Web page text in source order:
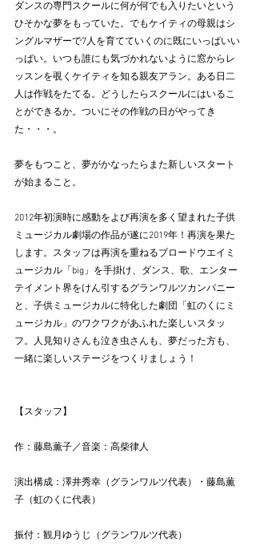
ダンスの専門スクールに何が何でも入りたいという
ひそかな夢をもっていた。でもケイティの母親はシ
ングルマザーで7人を育てていくのに既にいっぱいい
っぱい。いつも誰にも気づかれないように窓からレ
ッスンを覗くケイティを知る親友アラン。ある日二
人は作戦をたてる。どうしたらスクールにはいるこ
とができるか。ついにその作戦の日がやってき
た・・・。
夢をもつこと、夢がかなったらまた新しいスタート
が始まること。
2012年初演時に感動をよび再演を多く望まれた子供
ミュージカル劇場の作品が遂に2019年！再演を果た
します。スタッフは再演を重ねるブロードウエイミ
ュージカル「big」を手掛け、ダンス、歌、エンター
テイメント界をけん引するグランワルツカンパニー
と、子供ミュージカルに特化した劇団「虹のくにミ
ュージカル」のワクワクがあふれた楽しいスタッ
フ。人見知りさんも泣き虫さんも、夢だった方も、
一緒に楽しいステージをつくりましょう！
【スタッフ】
作：藤島薫子／音楽：高柴律人
演出構成：澤井秀幸（グランワルツ代表）・藤島薫
子（虹のくに代表）
振付：観月ゆうじ（グランワルツ代表）